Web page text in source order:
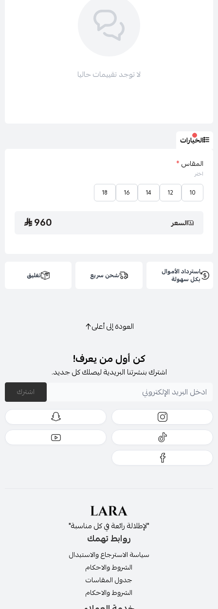
لا توجد تقييمات حاليا
الخيارات
المقاس*
اختر
10
12
14
16
18
السعر 960
استرداد الأموال
بكل سهولة شحن سريع تغليق
العودة إلى أعلى
كن أول من يعرف!
اشترك بنشرتنا البريدية ليصلك كل جديد.
اشترك
"لإطلالة رائعة في كل مناسبة"
روابط تهمك
سياسة الاسترجاع والاستبدال
الشروط والاحكام
جدول المقاسات
الشروط والاحكام